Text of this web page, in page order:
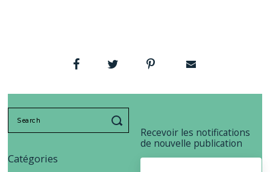
Recevoir les notifications
de nouvelle publication
Catégories